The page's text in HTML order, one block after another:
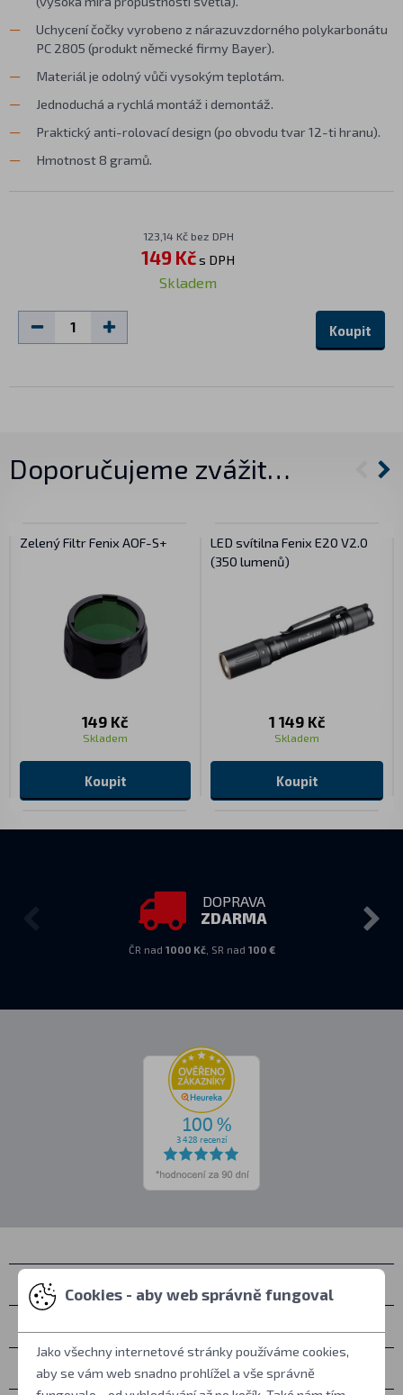
Uchycení čočky vyrobeno z nárazuvzdorného polykarbonátu
PC 2805 (produkt německé firmy Bayer).
Materiál je odolný vůči vysokým teplotám.
Jednoduchá a rychlá montáž i demontáž.
Praktický anti-rolovací design (po obvodu tvar 12-ti hranu).
Hmotnost 8 gramů.
123,14 Kč bez DPH
149 Kčs DPH
Skladem
Koupit
Doporučujeme zvážit…
Zelený Filtr Fenix AOF-S+
149 Kč
Skladem
Koupit
LED svítilna Fenix E20 V2.0
(350 lumenů)
1 149 Kč
Skladem
Koupit
DOPRAVA
ZDARMA
ČR nad 1000 Kč, SR nad 100 €
Kontakty
Vše o nákupu
Cookies - aby web správně fungoval
Jako všechny internetové stránky používáme cookies,
aby se vám web snadno prohlížel a vše správně